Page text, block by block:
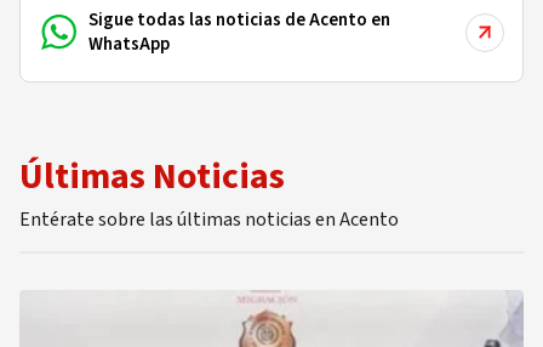
Sigue todas las noticias de Acento en
WhatsApp